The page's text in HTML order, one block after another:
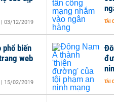
| 03/12/2019
biến
web
| 15/02/2019
TÀI
TÀI